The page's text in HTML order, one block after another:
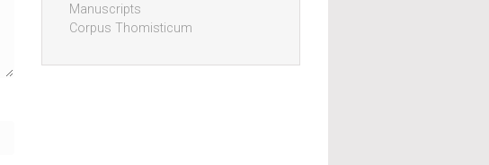
Manuscripts
Corpus Thomisticum